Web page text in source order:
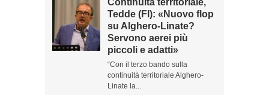
Continuità territoriale,
Tedde (FI): «Nuovo flop
su Alghero-Linate?
Servono aerei più
piccoli e adatti»
“Con il terzo bando sulla
continuità territoriale Alghero-
Linate la...